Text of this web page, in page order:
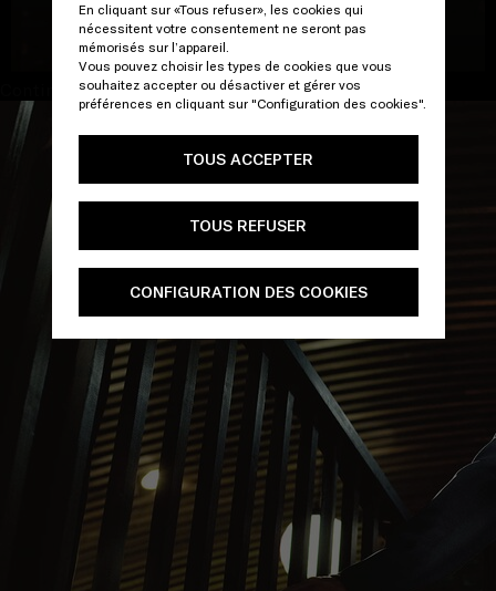
En cliquant sur «Tous refuser», les cookies qui
nécessitent votre consentement ne seront pas
mémorisés sur l’appareil.
Vous pouvez choisir les types de cookies que vous
souhaitez accepter ou désactiver et gérer vos
préférences en cliquant sur "Configuration des cookies".
TOUS ACCEPTER
TOUS REFUSER
CONFIGURATION DES COOKIES
VOIR LA GALERIE
Continuer et fermer